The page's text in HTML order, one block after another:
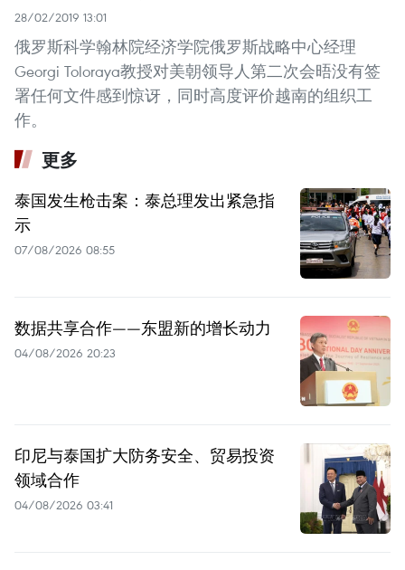
28/02/2019 13:01
俄罗斯科学翰林院经济学院俄罗斯战略中心经理
Georgi Toloraya教授对美朝领导人第二次会晤没有签
署任何文件感到惊讶，同时高度评价越南的组织工
作。
更多
泰国发生枪击案：泰总理发出紧急指
示
07/08/2026 08:55
数据共享合作——东盟新的增长动力
04/08/2026 20:23
印尼与泰国扩大防务安全、贸易投资
领域合作
04/08/2026 03:41